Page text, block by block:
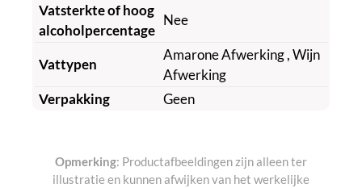
Vatsterkte of hoog
alcoholpercentage
Nee
Vattypen
Amarone Afwerking, Wijn
Afwerking
Verpakking
Geen
Opmerking: Productafbeeldingen zijn alleen ter
illustratie en kunnen afwijken van het werkelijke